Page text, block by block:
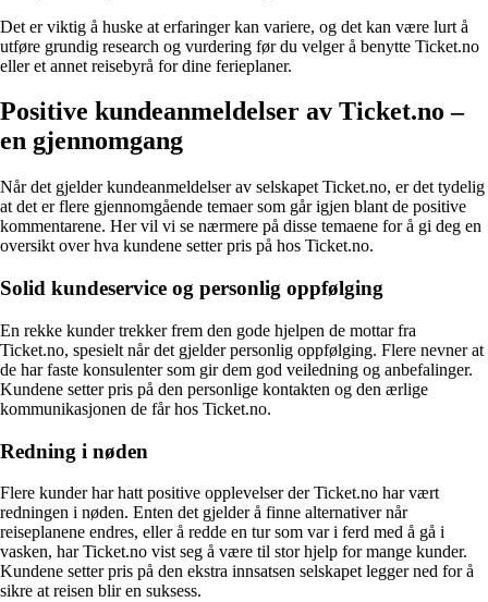
Det er viktig å huske at erfaringer kan variere, og det kan være lurt å
utføre grundig research og vurdering før du velger å benytte Ticket.no
eller et annet reisebyrå for dine ferieplaner.
Positive kundeanmeldelser av Ticket.no –
en gjennomgang
Når det gjelder kundeanmeldelser av selskapet Ticket.no, er det tydelig
at det er flere gjennomgående temaer som går igjen blant de positive
kommentarene. Her vil vi se nærmere på disse temaene for å gi deg en
oversikt over hva kundene setter pris på hos Ticket.no.
Solid kundeservice og personlig oppfølging
En rekke kunder trekker frem den gode hjelpen de mottar fra
Ticket.no, spesielt når det gjelder personlig oppfølging. Flere nevner at
de har faste konsulenter som gir dem god veiledning og anbefalinger.
Kundene setter pris på den personlige kontakten og den ærlige
kommunikasjonen de får hos Ticket.no.
Redning i nøden
Flere kunder har hatt positive opplevelser der Ticket.no har vært
redningen i nøden. Enten det gjelder å finne alternativer når
reiseplanene endres, eller å redde en tur som var i ferd med å gå i
vasken, har Ticket.no vist seg å være til stor hjelp for mange kunder.
Kundene setter pris på den ekstra innsatsen selskapet legger ned for å
sikre at reisen blir en suksess.